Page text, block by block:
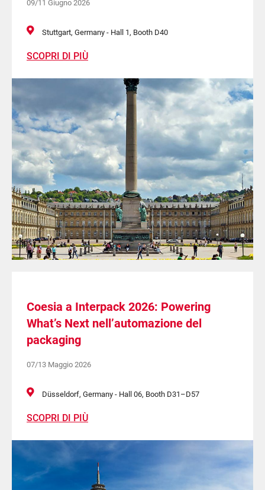
09/11 Giugno 2026
Stuttgart, Germany - Hall 1, Booth D40
SCOPRI DI PIÙ
Coesia a Interpack 2026: Powering
What’s Next nell’automazione del
packaging
07/13 Maggio 2026
Düsseldorf, Germany - Hall 06, Booth D31–D57
SCOPRI DI PIÙ